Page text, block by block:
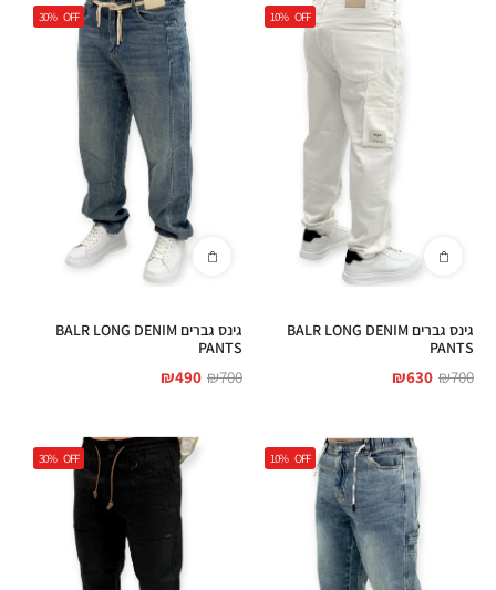
10% OFF
גינס גברים BALR LONG DENIM
PANTS
₪700
₪630
30% OFF
גינס גברים BALR LONG DENIM
PANTS
₪700
₪490
10% OFF
30% OFF